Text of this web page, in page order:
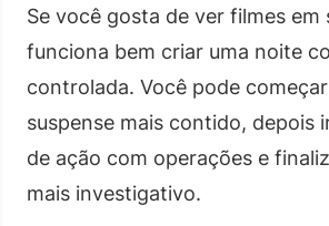
Se você gosta de ver filmes em
funciona bem criar uma noite
controlada. Você pode
suspense mais contido, depois
de ação com operações e
mais investigativo.